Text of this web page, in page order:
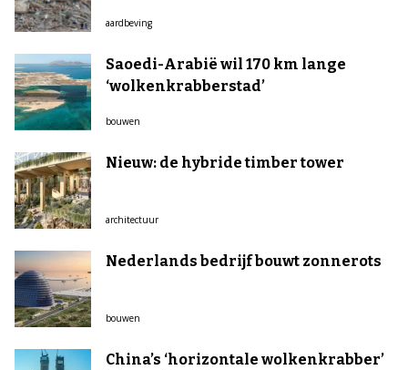
aardbeving
Saoedi-Arabië wil 170 km lange
‘wolkenkrabberstad’
bouwen
Nieuw: de hybride timber tower
architectuur
Nederlands bedrijf bouwt zonnerots
bouwen
China’s ‘horizontale wolkenkrabber’